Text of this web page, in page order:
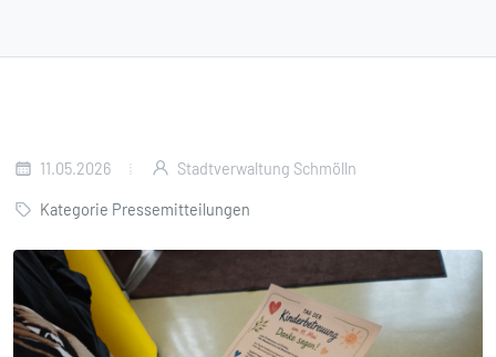
11.05.2026 Stadtverwaltung Schmölln
Kategorie Pressemitteilungen